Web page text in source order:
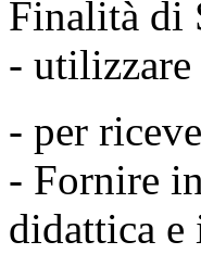
Finalità di
-
- per
- Fornire
didattica